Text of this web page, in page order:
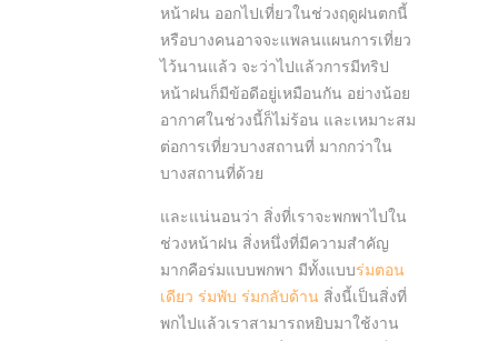
หน้าฝน ออกไปเที่ยวในช่วงฤดูฝนตกนี้
หรือบางคนอาจจะแพลนแผนการเที่ยว
ไว้นานแล้ว จะว่าไปแล้วการมีทริป
หน้าฝนก็มีข้อดีอยู่เหมือนกัน อย่างน้อย
อากาศในช่วงนี้ก็ไม่ร้อน และเหมาะสม
ต่อการเที่ยวบางสถานที่ มากกว่าใน
บางสถานที่ด้วย
และแน่นอนว่า สิ่งที่เราจะพกพาไปใน
ช่วงหน้าฝน สิ่งหนึ่งที่มีความสำคัญ
มากคือร่มแบบพกพา มีทั้งแบบร่มตอน
เดียว ร่มพับ ร่มกลับด้าน สิ่งนี้เป็นสิ่งที่
พกไปแล้วเราสามารถหยิบมาใช้งาน